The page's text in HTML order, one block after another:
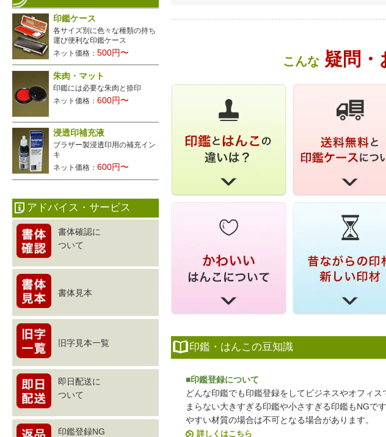
こんな 疑問・
印鑑・はんこの豆知識
■印鑑登録について
どんな印鑑でも印鑑登録をしてビジネスやオフィ
まらない大きすぎる印鑑や小さすぎる印鑑もNGで
やすい材質の場合は不可となる場合があります。
詳しくはこちら
印鑑ケース
各サイズ別に色々な種類の持ち
運び便利な印鑑ケース
ネット価格：500円〜
朱肉・マット
印鑑には必要な朱肉と捺印
ネット価格：600円〜
浸透印補充液
ブラザー製浸透印用の補充イン
キ
ネット価格：600円〜
アドバイス・サービス
書体確認に
ついて
書体見本
旧字見本一覧
即日配送に
ついて
印鑑登録NG